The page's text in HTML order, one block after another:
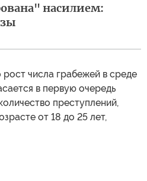
насилием:
числа грабежей в среде
в первую очередь
преступлений,
от 18 до 25 лет,